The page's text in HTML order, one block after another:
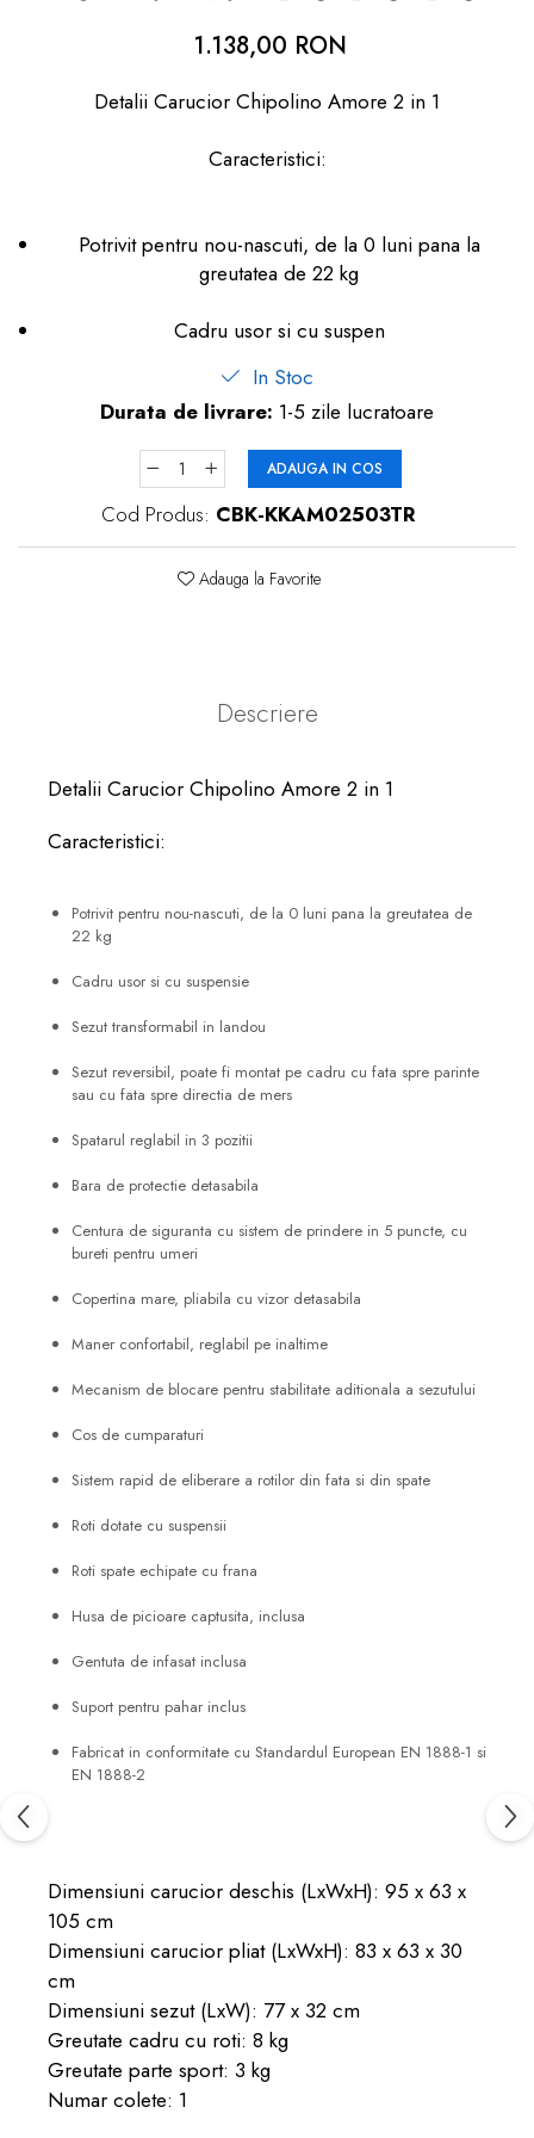
Igiena copii
1.138,00 RON
Detalii Carucior Chipolino Amore 2 in 1
Caracteristici:
Potrivit pentru nou-nascuti, de la 0 luni pana la
greutatea de 22 kg
Cadru usor si cu suspen
In Stoc
Durata de livrare: 1-5 zile lucratoare
ADAUGA IN COS
Cod Produs: CBK-KKAM02503TR
Adauga la Favorite
Descriere
Detalii Carucior Chipolino Amore 2 in 1
Caracteristici:
Potrivit pentru nou-nascuti, de la 0 luni pana la greutatea de
22 kg
Cadru usor si cu suspensie
Sezut transformabil in landou
Sezut reversibil, poate fi montat pe cadru cu fata spre parinte
sau cu fata spre directia de mers
Spatarul reglabil in 3 pozitii
Bara de protectie detasabila
Centura de siguranta cu sistem de prindere in 5 puncte, cu
bureti pentru umeri
Copertina mare, pliabila cu vizor detasabila
Maner confortabil, reglabil pe inaltime
Mecanism de blocare pentru stabilitate aditionala a sezutului
Cos de cumparaturi
Sistem rapid de eliberare a rotilor din fata si din spate
Roti dotate cu suspensii
Roti spate echipate cu frana
Husa de picioare captusita, inclusa
Gentuta de infasat inclusa
Suport pentru pahar inclus
Fabricat in conformitate cu Standardul European EN 1888-1 si
EN 1888-2
Dimensiuni carucior deschis (LxWxH): 95 x 63 x
105 cm
Dimensiuni carucior pliat (LxWxH): 83 x 63 x 30
cm
Dimensiuni sezut (LxW): 77 x 32 cm
Greutate cadru cu roti: 8 kg
Greutate parte sport: 3 kg
Numar colete: 1